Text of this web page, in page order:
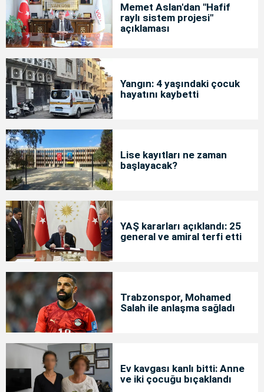
Memet Aslan'dan "Hafif
raylı sistem projesi"
açıklaması
Yangın: 4 yaşındaki çocuk
hayatını kaybetti
Lise kayıtları ne zaman
başlayacak?
YAŞ kararları açıklandı: 25
general ve amiral terfi etti
Trabzonspor, Mohamed
Salah ile anlaşma sağladı
Ev kavgası kanlı bitti: Anne
ve iki çocuğu bıçaklandı